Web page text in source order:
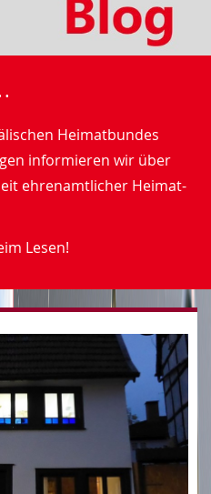
Heimatbundes
informieren wir über
ehrenamtlicher Heimat-
Lesen!